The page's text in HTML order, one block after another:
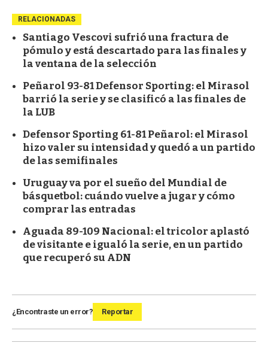
RELACIONADAS
Santiago Vescovi sufrió una fractura de
pómulo y está descartado para las finales y
la ventana de la selección
Peñarol 93-81 Defensor Sporting: el Mirasol
barrió la serie y se clasificó a las finales de
la LUB
Defensor Sporting 61-81 Peñarol: el Mirasol
hizo valer su intensidad y quedó a un partido
de las semifinales
Uruguay va por el sueño del Mundial de
básquetbol: cuándo vuelve a jugar y cómo
comprar las entradas
Aguada 89-109 Nacional: el tricolor aplastó
de visitante e igualó la serie, en un partido
que recuperó su ADN
¿Encontraste un error? Reportar